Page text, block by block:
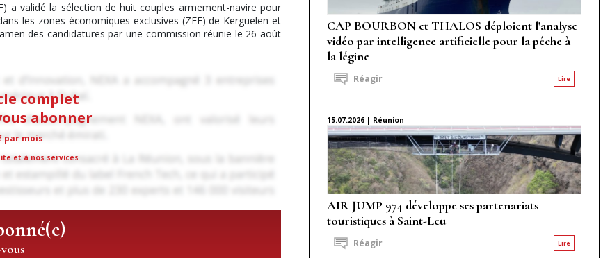
a validé la sélection de huit couples armement-navire pour
les zones économiques exclusives (ZEE) de Kerguelen et
des candidatures par une commission réunie le 26 août
complet
abonner
par mois
et à nos services
CAP BOURBON et THALOS déploient l'analyse
vidéo par intelligence artificielle pour la pêche à
la légine
Lire
Réagir
15.07.2026 | Réunion
AIR JUMP 974 développe ses partenariats
touristiques à Saint-Leu
Lire
Réagir